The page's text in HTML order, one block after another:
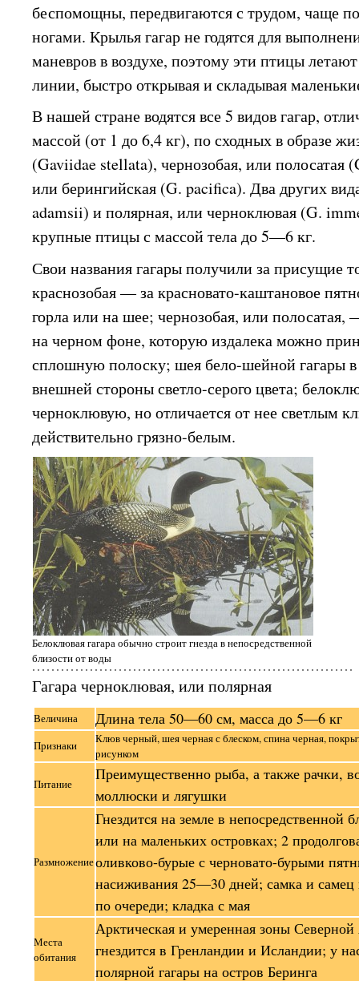
беспомощны, передвигаются с трудом, чаще
ногами. Крылья гагар не годятся для
маневров в воздухе, поэтому эти птицы
линии, быстро открывая и складывая
В нашей стране водятся все 5 видов гагар,
массой (от 1 до 6,4 кг), по сходных в образе
(Gaviidae stellata), чернозобая, или полосатая
или берингийская (G. pacifica). Два других
adamsii) и полярная, или черноклювая (G.
крупные птицы с массой тела до 5—6 кг.
Свои названия гагары получили за присущие
краснозобая — за красновато-каштановое
горла или на шее; чернозобая, или
на черном фоне, которую издалека можно
сплошную полоску; шея бело-шейной гагары в
внешней стороны светло-серого цвета;
черноклювую, но отличается от нее светлым
действительно грязно-белым.
Белоклювая гагара обычно строит гнезда в непосредственной
близости от воды
Гагара черноклювая, или полярная
Величина Длина тела 50—60 см, масса до 5—6 кг
Признаки
Клюв черный, шея черная с блеском, спина черная,
рисунком
Питание
Преимущественно рыба, а также рачки,
моллюски и лягушки
Размножение
Гнездится на земле в непосредственной
или на маленьких островках; 2
оливково-бурые с черновато-бурыми
насиживания 25—30 дней; самка и
по очереди; кладка с мая
Места
обитания
Арктическая и умеренная зоны
гнездится в Гренландии и Исландии; у
полярной гагары на остров Беринга